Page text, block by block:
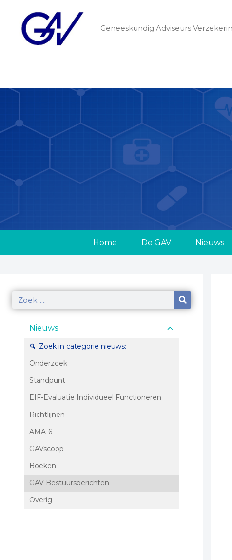
Geneeskundig Adviseurs
Home De GAV Nieuws
Nieuws
Zoek in categorie nieuws:
Onderzoek
Standpunt
EIF-Evaluatie Individueel Functioneren
Richtlijnen
AMA-6
GAVscoop
Boeken
GAV Bestuursberichten
Overig